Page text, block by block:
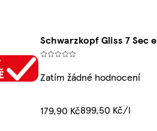
Schwarzkopf Gliss 7 Sec
Zatím žádné hodnocení
179,90 Kč899,50 Kč/l